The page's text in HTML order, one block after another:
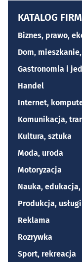
KATALOG FIRM
Biznes, prawo,
Dom,
Gastronomia i
Handel
Internet,
Komunikacja,
Kultura, sztuka
Moda, uroda
Motoryzacja
Nauka,
Produkcja, usługi
Reklama
Rozrywka
Sport, rekreacja